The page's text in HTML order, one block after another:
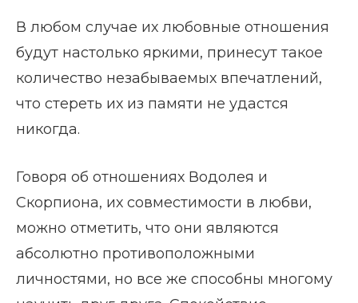
В любом случае их любовные отношения
будут настолько яркими, принесут такое
количество незабываемых впечатлений,
что стереть их из памяти не удастся
никогда.
Говоря об отношениях Водолея и
Скорпиона, их совместимости в любви,
можно отметить, что они являются
абсолютно противоположными
личностями, но все же способны многому